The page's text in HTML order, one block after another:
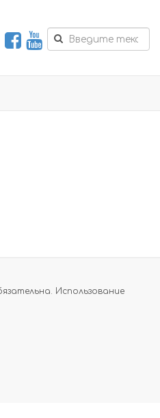
Использование